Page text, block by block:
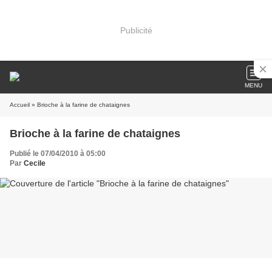
Publicité
MENU
Accueil » Brioche à la farine de chataignes
Brioche à la farine de chataignes
Publié le 07/04/2010 à 05:00
Par Cecile